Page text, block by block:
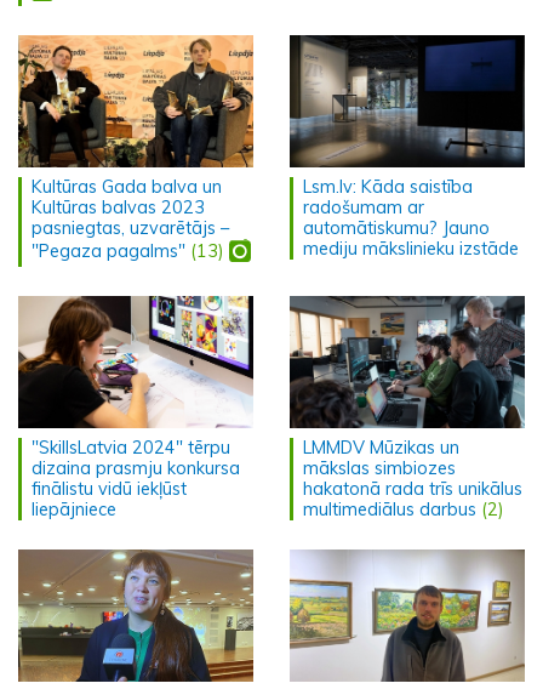
Kultūras Gada balva un
Kultūras balvas 2023
pasniegtas, uzvarētājs –
"Pegaza pagalms" (13)
Lsm.lv: Kāda saistība
radošumam ar
automātiskumu? Jauno
mediju mākslinieku izstāde
"SkillsLatvia 2024" tērpu
dizaina prasmju konkursa
finālistu vidū iekļūst
liepājniece
LMMDV Mūzikas un
mākslas simbiozes
hakatonā rada trīs unikālus
multimediālus darbus (2)